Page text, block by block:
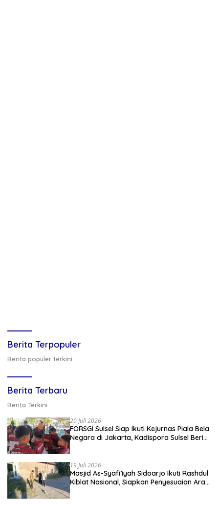
Berita Terpopuler
Berita populer terkini
Berita Terbaru
Berita Terkini
20 Juli 2026
FORSGI Sulsel Siap Ikuti Kejurnas Piala Bela
Negara di Jakarta, Kadispora Sulsel Beri
19 Juli 2026
Masjid As-Syafi’iyah Sidoarjo Ikuti Rashdul
Kiblat Nasional, Siapkan Penyesuaian Arah